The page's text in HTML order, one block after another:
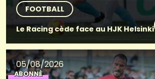
FOOTBALL
Le Racing cède face au HJK Helsinki
05/08/2026
ABONNÉ